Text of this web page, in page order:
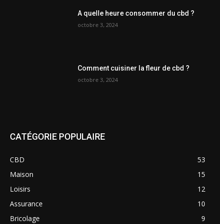
A quelle heure consommer du cbd ?
octobre 3, 2024
Comment cuisiner la fleur de cbd ?
octobre 3, 2024
CATÉGORIE POPULAIRE
CBD
53
Maison
15
Loisirs
12
Assurance
10
Bricolage
9